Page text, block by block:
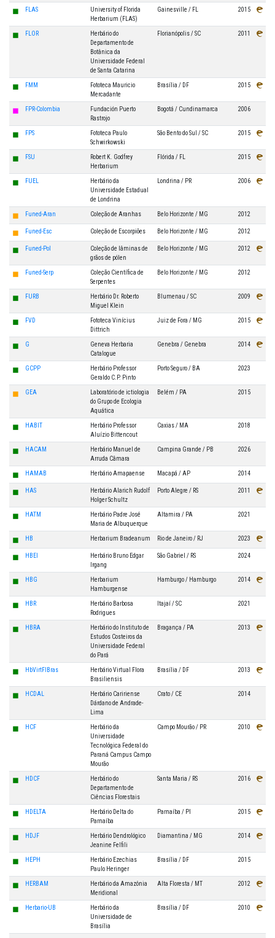
◼ FLAS
University of Florida
Herbarium (FLAS)
Gainesville / FL 2015
◼ FLOR
Herbário do
Departamento de
Botânica da
Universidade Federal
de Santa Catarina
Florianópolis / SC 2011
◼ FMM
Fototeca Mauricio
Mercadante
Brasília / DF 2015
◼ FPR-Colombia
Fundación Puerto
Rastrojo
Bogotá / Cundinamarca 2006
◼ FPS
Fototeca Paulo
Schwirkowski
São Bento do Sul / SC 2015
◼ FSU
Robert K. Godfrey
Herbarium
Flórida / FL 2015
◼ FUEL
Herbário da
Universidade Estadual
de Londrina
Londrina / PR 2006
◼ Funed-Aran Coleção de Aranhas Belo Horizonte / MG 2012
◼ Funed-Esc Coleção de Escorpiões Belo Horizonte / MG 2012
◼ Funed-Pol
Coleção de lâminas de
grãos de pólen
Belo Horizonte / MG 2012
◼ Funed-Serp
Coleção Científica de
Serpentes
Belo Horizonte / MG 2012
◼ FURB
Herbário Dr. Roberto
Miguel Klein
Blumenau / SC 2009
◼ FVD
Fototeca Vinícius
Dittrich
Juiz de Fora / MG 2015
◼ G
Geneva Herbaria
Catalogue
Genebra / Genebra 2014
◼ GCPP
Herbário Professor
Geraldo C.P. Pinto
Porto Seguro / BA 2023
◼ GEA
Laboratório de ictiologia
do Grupo de Ecologia
Aquática
Belém / PA 2015
◼ HABIT
Herbário Professor
Aluízio Bittencout
Caxias / MA 2018
◼ HACAM
Herbário Manuel de
Arruda Câmara
Campina Grande / PB 2026
◼ HAMAB Herbário Amapaense Macapá / AP 2014
◼ HAS
Herbário Alarich Rudolf
Holger Schultz
Porto Alegre / RS 2011
◼ HATM
Herbário Padre José
Maria de Albuquerque
Altamira / PA 2021
◼ HB Herbarium Bradeanum Rio de Janeiro / RJ 2023
◼ HBEI
Herbário Bruno Edgar
Irgang
São Gabriel / RS 2024
◼ HBG
Herbarium
Hamburgense
Hamburgo / Hamburgo 2014
◼ HBR
Herbário Barbosa
Rodrigues
Itajaí / SC 2021
◼ HBRA
Herbário do Instituto de
Estudos Costeiros da
Universidade Federal
do Pará
Bragança / PA 2013
◼ HbVirtFlBras
Herbário Virtual Flora
Brasiliensis
Brasília / DF 2013
◼ HCDAL
Herbário Caririense
Dárdano de Andrade-
Lima
Crato / CE 2014
◼ HCF
Herbário da
Universidade
Tecnológica Federal do
Paraná Campus Campo
Mourão
Campo Mourão / PR 2010
◼ HDCF
Herbário do
Departamento de
Ciências Florestais
Santa Maria / RS 2016
◼ HDELTA
Herbário Delta do
Parnaíba
Parnaíba / PI 2015
◼ HDJF
Herbário Dendrológico
Jeanine Felfili
Diamantina / MG 2014
◼ HEPH
Herbário Ezechias
Paulo Heringer
Brasília / DF 2015
◼ HERBAM
Herbário da Amazônia
Meridional
Alta Floresta / MT 2012
◼ Herbario-UB
Herbário da
Universidade de
Brasília
Brasília / DF 2010